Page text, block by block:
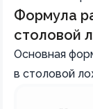
Формула
столовой
Основная
в столовой